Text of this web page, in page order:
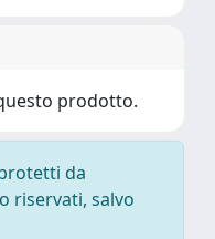
prodotto.
da
riservati, salvo